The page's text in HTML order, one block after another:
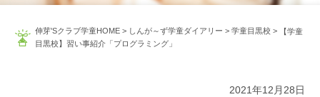
伸芽'Sクラブ学童HOME> しんが～ず学童ダイアリー > 学童目黒校>
【学童
目黒校】習い事紹介「プログラミング」
2021年12月28日